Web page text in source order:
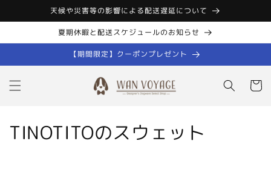
コンテン
ツに進む
天候や災害等の影響による配送遅延について
夏期休暇と配送スケジュールのお知らせ
【期間限定】クーポンプレゼント
ー
コ
TINOTITOのスウェット